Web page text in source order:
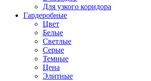
Для узкого коридора
Гардеробные
Цвет
Белые
Светлые
Серые
Темные
Цена
Элитные